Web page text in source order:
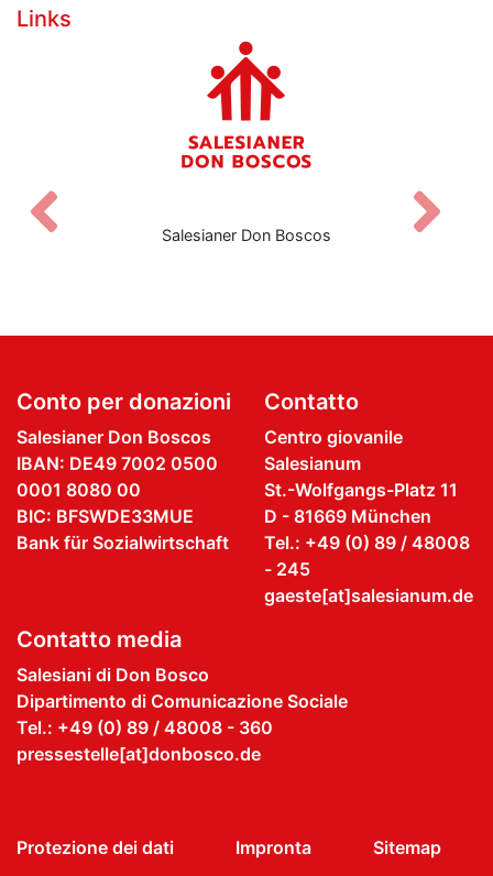
Links
Salesianer Don Boscos
Zurück
Conto per donazioni
Salesianer Don Boscos
IBAN: DE49 7002 0500
0001 8080 00
BIC: BFSWDE33MUE
Bank für Sozialwirtschaft
Contatto
Centro giovanile
Salesianum
St.-Wolfgangs-Platz 11
D - 81669 München
Tel.: +49 (0) 89 / 48008
- 245
gaeste[at]salesianum.de
Contatto media
Salesiani di Don Bosco
Dipartimento di Comunicazione Sociale
Tel.: +49 (0) 89 / 48008 - 360
pressestelle[at]donbosco.de
Protezione dei dati Impronta
Sitemap